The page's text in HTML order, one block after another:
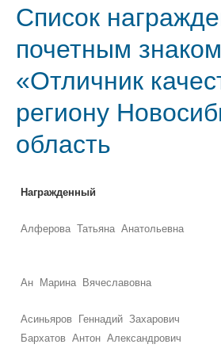
Список
почетным знаком
«Отличник
региону
область
Награжденный
Алферова Татьяна Анатольевна
Ан Марина Вячеславовна
Асиньяров Геннадий Захарович
Бархатов Антон Александрович